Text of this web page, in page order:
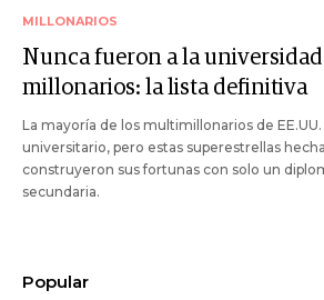
MILLONARIOS
Nunca fueron a la
millonarios: la lista definitiva
La mayoría de los multimillonarios de
universitario, pero estas superestrellas
construyeron sus fortunas con solo un
secundaria.
Popular